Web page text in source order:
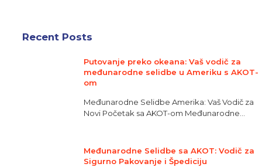
Recent Posts
Putovanje preko okeana: Vaš vodič za
međunarodne selidbe u Ameriku s AKOT-
om
Međunarodne Selidbe Amerika: Vaš Vodič za
Novi Početak sa AKOT-om Međunarodne...
Međunarodne Selidbe sa AKOT: Vodič za
Sigurno Pakovanje i Špediciju